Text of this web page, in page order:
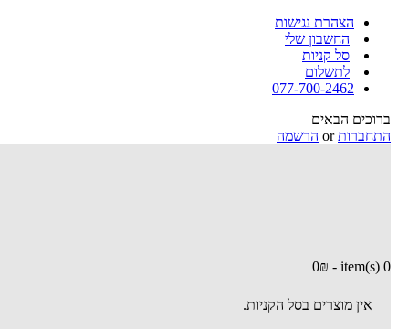
הצהרת נגישות
החשבון שלי
סל קניות
לתשלום
077-700-2462
ברוכים הבאים
התחברותor הרשמה
0 item(s)
-
0₪
אין מוצרים בסל הקניות.